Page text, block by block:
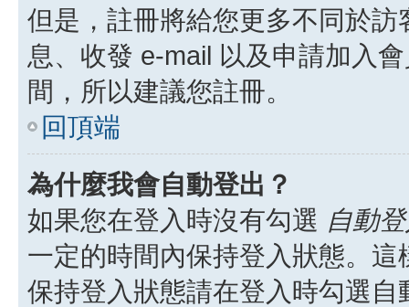
但是，註冊將給您更多不同於
息、收發 e-mail 以及申請加入
間，所以建議您註冊。
回頂端
為什麼我會自動登出？
如果您在登入時沒有勾選 自動
一定的時間內保持登入狀態。
保持登入狀態請在登入時勾選